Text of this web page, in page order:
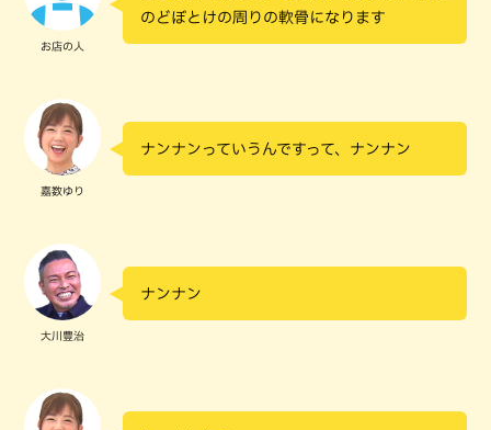
お店の人
のどぼとけの周りの軟骨になります
嘉数ゆり
ナンナンっていうんですって、ナンナン
大川豊治
ナンナン